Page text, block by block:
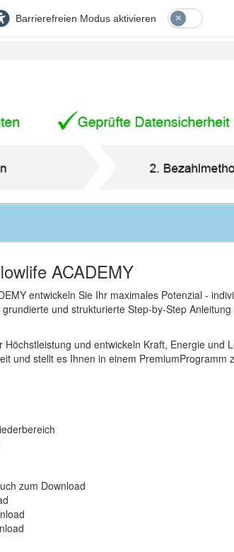
Barrierefreien Modus aktivieren
ACADEMY
entwickeln Sie Ihr maximales Potenzial -
und strukturierte Step-by-Step
und entwickeln Kraft, Energie und
und stellt es Ihnen in einem PremiumProgramm
zum Download